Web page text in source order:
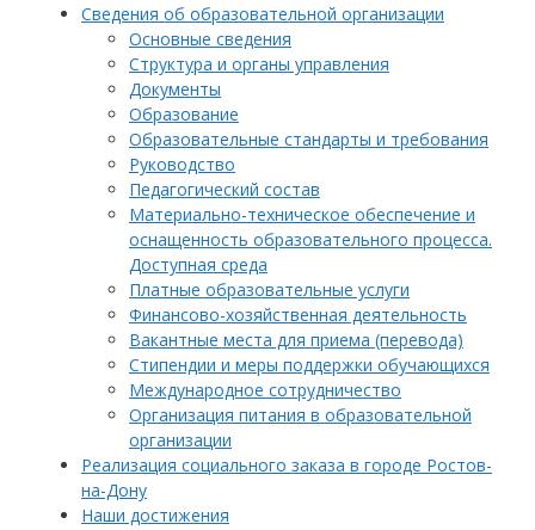
Сведения об образовательной организации
Основные сведения
Структура и органы управления
Документы
Образование
Образовательные стандарты и требования
Руководство
Педагогический состав
Материально-техническое обеспечение и
оснащенность образовательного процесса.
Доступная среда
Платные образовательные услуги
Финансово-хозяйственная деятельность
Вакантные места для приема (перевода)
Стипендии и меры поддержки обучающихся
Международное сотрудничество
Организация питания в образовательной
организации
Реализация социального заказа в городе Ростов-
на-Дону
Наши достижения